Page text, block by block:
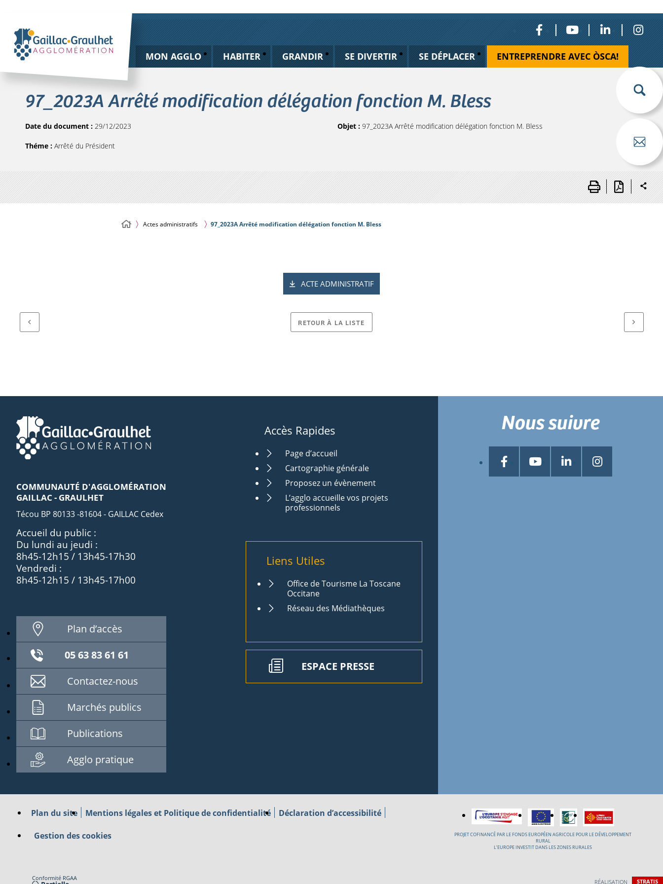
MON AGGLO HABITER GRANDIR SE DIVERTIR SE DÉPLACER ENTREPRENDRE AVEC ÒSCA!
97_2023A Arrêté modification délégation fonction M. Bless
Date du document : 29/12/2023
Théme : Arrêté du Président
Objet : 97_2023A Arrêté modification délégation fonction M. Bless
Actes administratifs 97_2023A Arrêté modification délégation fonction M. Bless
ACTE ADMINISTRATIF
RETOUR À LA LISTE
COMMUNAUTÉ D'AGGLOMÉRATION
GAILLAC - GRAULHET
Técou BP 80133 -81604 - GAILLAC Cedex
Accueil du public :
Du lundi au jeudi :
8h45-12h15 / 13h45-17h30
Vendredi :
8h45-12h15 / 13h45-17h00
Plan d’accès
05 63 83 61 61
Contactez-nous
Marchés publics
Publications
Agglo pratique
Accès Rapides
Page d’accueil
Cartographie générale
Proposez un évènement
L’agglo accueille vos projets
professionnels
Liens Utiles
Office de Tourisme La Toscane
Occitane
Réseau des Médiathèques
ESPACE PRESSE
Nous suivre
Plan du site Mentions légales et Politique de confidentialité Déclaration d’accessibilité
Gestion des cookies
PROJET COFINANCÉ PAR LE FONDS EUROPÉEN AGRICOLE POUR LE DÉVELOPPEMENT
RURAL
L’EUROPE INVESTIT DANS LES ZONES RURALES
Conformité RGAA RÉALISATION STRATIS